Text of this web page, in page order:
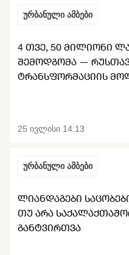
ურბანული ამბები
4 ᲗᲕᲔ, 50 ᲛᲘᲚᲘᲝᲜᲘ
ᲨᲔᲛᲝᲓᲒᲝᲛᲐ —
ᲢᲠᲐᲜᲡᲤᲝᲠᲛᲐᲪᲘᲘᲡ
25 ივლისი 14:13
ურბანული ამბები
ᲚᲘᲐᲜᲓᲐᲒᲔᲑᲘ
ᲗᲣ ᲐᲠᲐ
ᲒᲐᲜᲢᲕᲘᲠᲗᲕᲐ